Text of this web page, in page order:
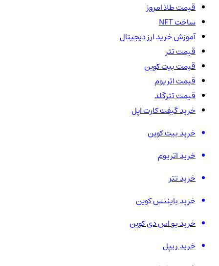
قیمت طلا امروز
ساخت NFT
آموزش خرید ارز دیجیتال
قیمت تتر
قیمت بیت کوین
قیمت اتریوم
قیمت تترگلد
خرید گیفت کارت اپل
خرید بیت کوین
خرید اتریوم
خرید تتر
خرید بایننس کوین
خرید یو اس دی کوین
خرید ریپل